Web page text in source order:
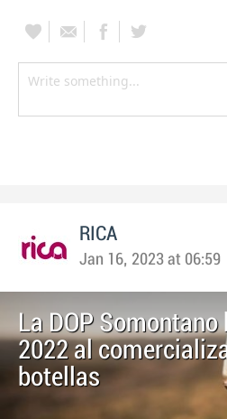
RICA
Jan 16, 2023 at 06:59
La DOP
2022 al
botellas